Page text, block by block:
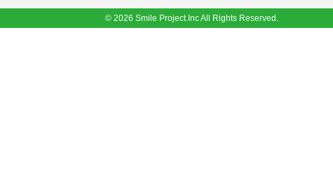
© 2026 Smile Project.Inc All Rights Reserved.